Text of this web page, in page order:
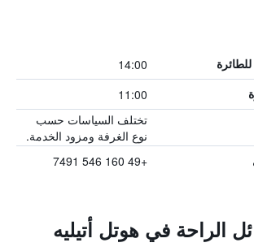
14:00
11:00
تختلف السياسات حسب
نوع الغرفة ومزود الخدمة.
+49 160 546 7491
الراحة في هوتل أتيليه